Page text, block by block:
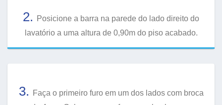
2.
Posicione a barra na parede do lado direito do
lavatório a uma altura de 0,90m do piso acabado.
3.
Faça o primeiro furo em um dos lados com broca